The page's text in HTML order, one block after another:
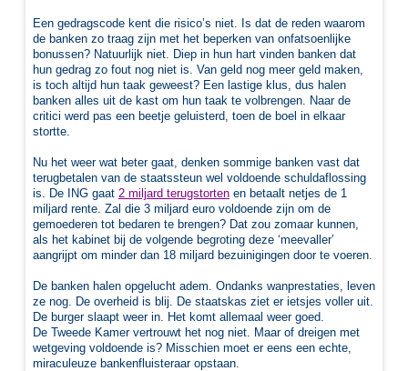
Een gedragscode kent die risico’s niet. Is dat de reden waarom
de banken zo traag zijn met het beperken van onfatsoenlijke
bonussen? Natuurlijk niet. Diep in hun hart vinden banken dat
hun gedrag zo fout nog niet is. Van geld nog meer geld maken,
is toch altijd hun taak geweest? Een lastige klus, dus halen
banken alles uit de kast om hun taak te volbrengen. Naar de
critici werd pas een beetje geluisterd, toen de boel in elkaar
stortte.
Nu het weer wat beter gaat, denken sommige banken vast dat
terugbetalen van de staatssteun wel voldoende schuldaflossing
is. De ING gaat 2 miljard terugstortenen betaalt netjes de 1
miljard rente. Zal die 3 miljard euro voldoende zijn om de
gemoederen tot bedaren te brengen? Dat zou zomaar kunnen,
als het kabinet bij de volgende begroting deze ‘meevaller’
aangrijpt om minder dan 18 miljard bezuinigingen door te voeren.
De banken halen opgelucht adem. Ondanks wanprestaties, leven
ze nog. De overheid is blij. De staatskas ziet er ietsjes voller uit.
De burger slaapt weer in. Het komt allemaal weer goed.
De Tweede Kamer vertrouwt het nog niet. Maar of dreigen met
wetgeving voldoende is? Misschien moet er eens een echte,
miraculeuze bankenfluisteraar opstaan.